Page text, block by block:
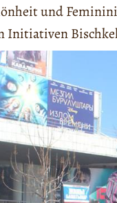
und
Initiativen